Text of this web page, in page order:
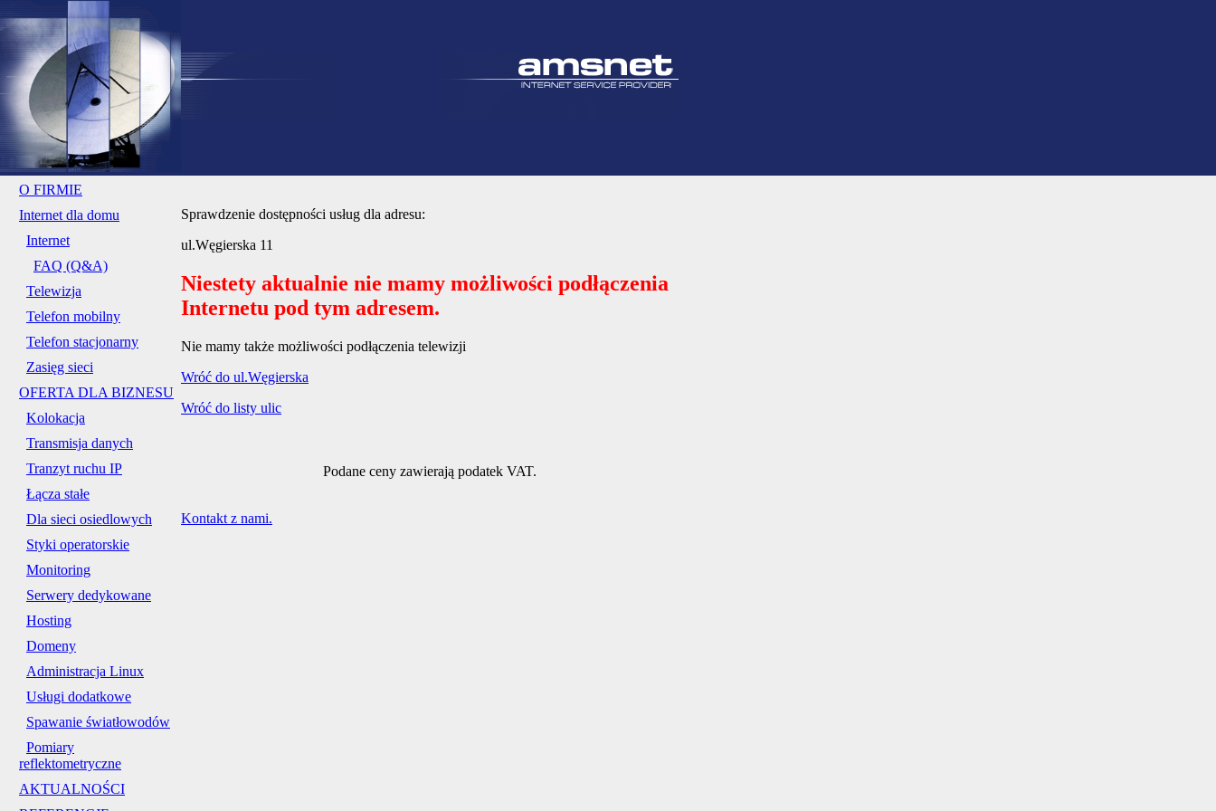
O FIRMIE
Internet dla domu
Internet
FAQ (Q&A)
Telewizja
Telefon mobilny
Telefon stacjonarny
Zasięg sieci
OFERTA DLA BIZNESU
Kolokacja
Transmisja danych
Tranzyt ruchu IP
Łącza stałe
Dla sieci osiedlowych
Styki operatorskie
Monitoring
Serwery dedykowane
Hosting
Domeny
Administracja Linux
Usługi dodatkowe
Spawanie światłowodów
Pomiary
reflektometryczne
AKTUALNOŚCI
Sprawdzenie dostępności usług dla adresu:
ul.Węgierska 11
Niestety aktualnie nie mamy możliwości podłączenia
Internetu pod tym adresem.
Nie mamy także możliwości podłączenia telewizji
Wróć do ul.Węgierska
Wróć do listy ulic
Podane ceny zawierają podatek VAT.
Kontakt z nami.